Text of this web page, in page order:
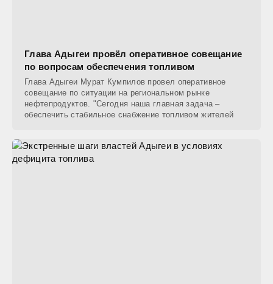
Глава Адыгеи провёл оперативное совещание
по вопросам обеспечения топливом
Глава Адыгеи Мурат Кумпилов провел оперативное
совещание по ситуации на региональном рынке
нефтепродуктов. "Сегодня наша главная задача –
обеспечить стабильное снабжение топливом жителей